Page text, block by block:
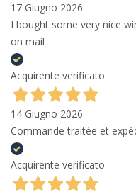
17 Giugno 2026
I bought some very nice
on mail
Acquirente verificato
14 Giugno 2026
Commande traitée et
Acquirente verificato